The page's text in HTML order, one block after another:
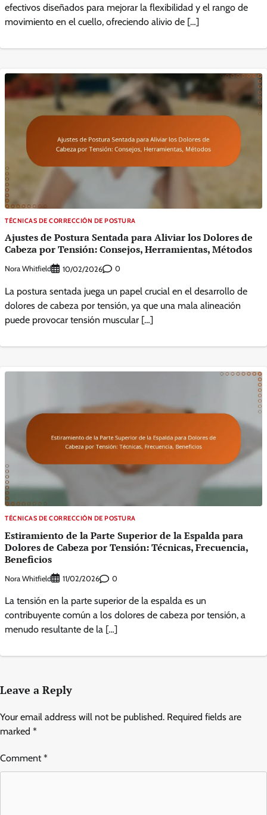
efectivos diseñados para mejorar la flexibilidad y el rango de
movimiento en el cuello, ofreciendo alivio de […]
TÉCNICAS DE CORRECCIÓN DE POSTURA
Ajustes de Postura Sentada para Aliviar los Dolores de
Cabeza por Tensión: Consejos, Herramientas, Métodos
Nora Whitfield 10/02/2026 0
La postura sentada juega un papel crucial en el desarrollo de
dolores de cabeza por tensión, ya que una mala alineación
puede provocar tensión muscular […]
TÉCNICAS DE CORRECCIÓN DE POSTURA
Estiramiento de la Parte Superior de la Espalda para
Dolores de Cabeza por Tensión: Técnicas, Frecuencia,
Beneficios
Nora Whitfield 11/02/2026 0
La tensión en la parte superior de la espalda es un
contribuyente común a los dolores de cabeza por tensión, a
menudo resultante de la […]
Leave a Reply
Your email address will not be published. Required fields are
marked *
Comment*